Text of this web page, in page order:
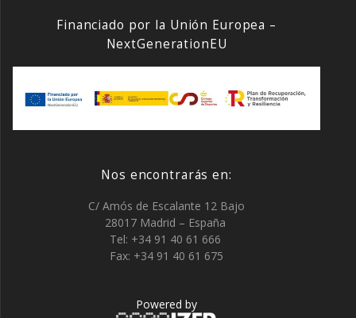
Financiado por la Unión Europea –
NextGenerationEU
Nos encontrarás en:
C/ Amós de Escalante 12 Bajo
28017 Madrid – España
Tel: +34 91 40 61 666
Fax: +34 91 40 61 675
Powered by